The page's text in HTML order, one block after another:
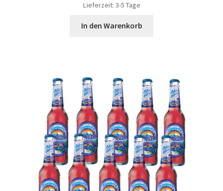
Lieferzeit: 3-5 Tage
In den Warenkorb